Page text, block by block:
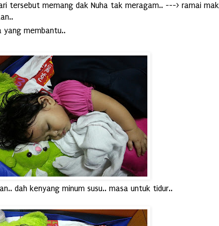
tersebut memang dak Nuha tak meragam.. ---> ramai mak
yang membantu..
dah kenyang minum susu.. masa untuk tidur..